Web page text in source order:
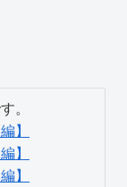
】
】
】